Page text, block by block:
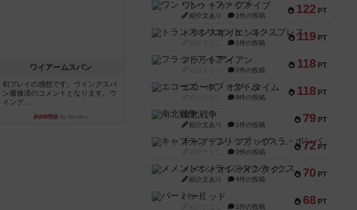
ワイアームスパン
初プレイの感想です。ウイングスパ
ン履修済のコメントとなります。ウ
イング...
約8時間前by daisdice
122 PT
ワン・トゥ・ファイブ
紹介文あり 1件の投稿
119 PT
トランスオリエント・エクスプレス
1件の投稿
118 PT
フラットアイアン
2件の投稿
118 PT
エコーズ・オブ・タイム
8件の投稿
79 PT
南北戦争
紹介文あり 1件の投稿
72 PT
キャプテン・フリップ：イスラ・ボンバ
2件の投稿
70 PT
メメントオンラインタクティクス
紹介文あり 4件の投稿
68 PT
パーミッド
1件の投稿